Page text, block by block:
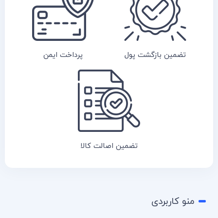
تضمین بازگشت پول پرداخت ایمن
تضمین اصالت کالا
منو کاربردی